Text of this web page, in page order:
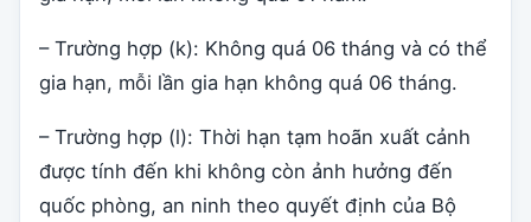
– Trường hợp (k): Không quá 06 tháng và có thể
gia hạn, mỗi lần gia hạn không quá 06 tháng.
– Trường hợp (l): Thời hạn tạm hoãn xuất cảnh
được tính đến khi không còn ảnh hưởng đến
quốc phòng, an ninh theo quyết định của Bộ